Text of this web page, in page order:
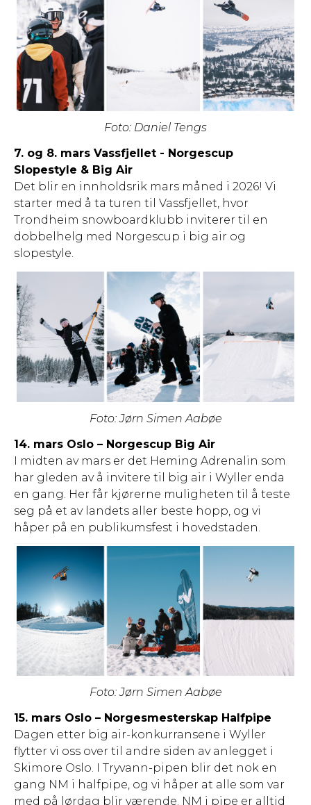
Foto: Daniel Tengs
7. og 8. mars Vassfjellet - Norgescup
Slopestyle & Big Air
Det blir en innholdsrik mars måned i 2026! Vi
starter med å ta turen til Vassfjellet, hvor
Trondheim snowboardklubb inviterer til en
dobbelhelg med Norgescup i big air og
slopestyle.
Foto: Jørn Simen Aabøe
14. mars Oslo – Norgescup Big Air
I midten av mars er det Heming Adrenalin som
har gleden av å invitere til big air i Wyller enda
en gang. Her får kjørerne muligheten til å teste
seg på et av landets aller beste hopp, og vi
håper på en publikumsfest i hovedstaden.
Foto: Jørn Simen Aabøe
15. mars Oslo – Norgesmesterskap Halfpipe
Dagen etter big air-konkurransene i Wyller
flytter vi oss over til andre siden av anlegget i
Skimore Oslo. I Tryvann-pipen blir det nok en
gang NM i halfpipe, og vi håper at alle som var
med på lørdag blir værende. NM i pipe er alltid